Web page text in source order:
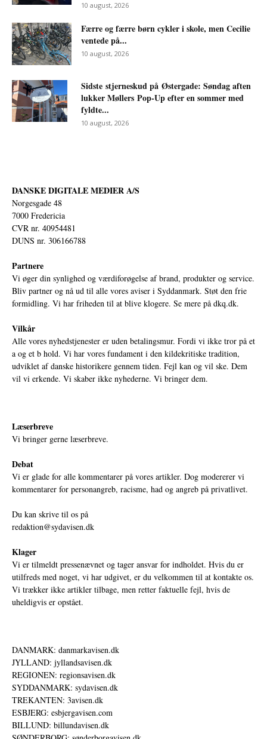
10 august, 2026
Færre og færre børn cykler i skole, men Cecilie
ventede på...
10 august, 2026
Sidste stjerneskud på Østergade: Søndag aften
lukker Møllers Pop-Up efter en sommer med
fyldte...
10 august, 2026
DANSKE DIGITALE MEDIER A/S
Norgesgade 48
7000 Fredericia
CVR nr. 40954481
DUNS nr. 306166788
Partnere
Vi øger din synlighed og værdiforøgelse af brand, produkter og service.
Bliv partner og nå ud til alle vores aviser i Syddanmark. Støt den frie
formidling. Vi har friheden til at blive klogere. Se mere på dkq.dk.
Vilkår
Alle vores nyhedstjenester er uden betalingsmur. Fordi vi ikke tror på et
a og et b hold. Vi har vores fundament i den kildekritiske tradition,
udviklet af danske historikere gennem tiden. Fejl kan og vil ske. Dem
vil vi erkende. Vi skaber ikke nyhederne. Vi bringer dem.
Læserbreve
Vi bringer gerne læserbreve.
Debat
Vi er glade for alle kommentarer på vores artikler. Dog modererer vi
kommentarer for personangreb, racisme, had og angreb på privatlivet.
Du kan skrive til os på
redaktion@sydavisen.dk
Klager
Vi er tilmeldt pressenævnet og tager ansvar for indholdet. Hvis du er
utilfreds med noget, vi har udgivet, er du velkommen til at kontakte os.
Vi trækker ikke artikler tilbage, men retter faktuelle fejl, hvis de
uheldigvis er opstået.
DANMARK: danmarkavisen.dk
JYLLAND: jyllandsavisen.dk
REGIONEN: regionsavisen.dk
SYDDANMARK: sydavisen.dk
TREKANTEN: 3avisen.dk
ESBJERG: esbjergavisen.com
BILLUND: billundavisen.dk